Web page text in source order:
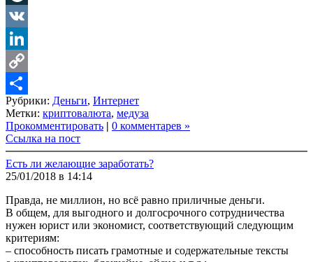
LiveJournal
VK
LinkedIn
Copy
Link
Share
Рубрики: Деньги, Интернет
Метки: криптовалюта, медуза
Прокомментировать | 0 комментарев »
Ссылка на пост
Есть ли желающие заработать?
25/01/2018 в 14:14
Правда, не миллион, но всё равно приличные деньги.
В общем, для выгодного и долгосрочного сотрудничества
нужен юрист или экономист, соответствующий следующим
критериям:
– способность писать грамотные и содержательные тексты